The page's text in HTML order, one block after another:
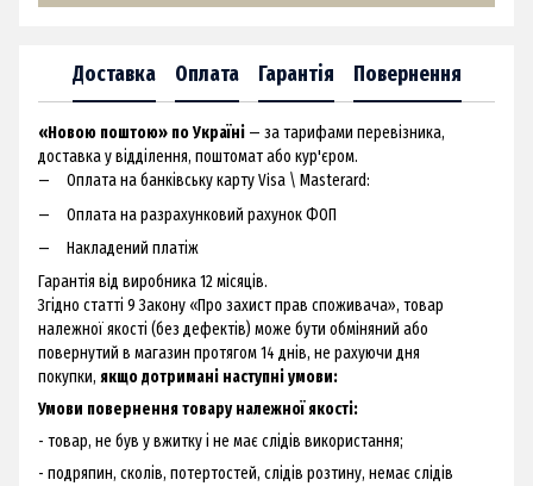
Доставка Оплата Гарантія Повернення
«Новою поштою» по Україні — за тарифами перевізника,
доставка у відділення, поштомат або кур'єром.
Оплата на банківську карту Visa \ Masterard:
Оплата на разрахунковий рахунок ФОП
Накладений платіж
Гарантія від виробника 12 місяців.
Згідно статті 9 Закону «Про захист прав споживача», товар
належної якості (без дефектів) може бути обміняний або
повернутий в магазин протягом 14 днів, не рахуючи дня
покупки, якщо дотримані наступні умови:
Умови повернення товару належної якості:
- товар, не був у вжитку і не має слідів використання;
- подряпин, сколів, потертостей, слідів розтину, немає слідів